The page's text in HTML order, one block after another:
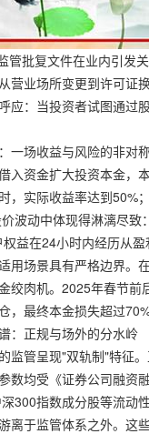
管批复文件在业内引发
业场所变更到许可证
应：当投资者试图通过
一场收益与风险的非对
入资金扩大投资本金，
，实际收益率达到50%
波动中体现得淋漓尽
益在24小时内经历从
用场景具有严格边界。
绞肉机。2025年春节前
，最终本金损失超过70%
：正规与场外的分水岭
监管呈现"双轨制"特征
数均受《证券公司融资
300指数成分股等流动性
离于监管体系之外。这